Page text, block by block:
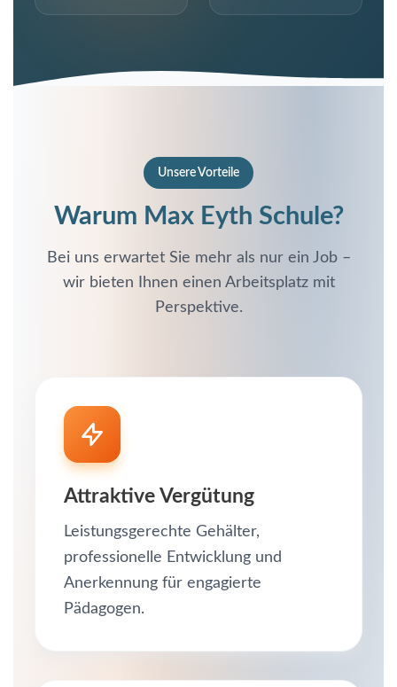
Unsere Vorteile
Warum Max Eyth Schule?
Bei uns erwartet Sie mehr als nur ein Job –
wir bieten Ihnen einen Arbeitsplatz mit
Perspektive.
Attraktive Vergütung
Leistungsgerechte Gehälter,
professionelle Entwicklung und
Anerkennung für engagierte
Pädagogen.